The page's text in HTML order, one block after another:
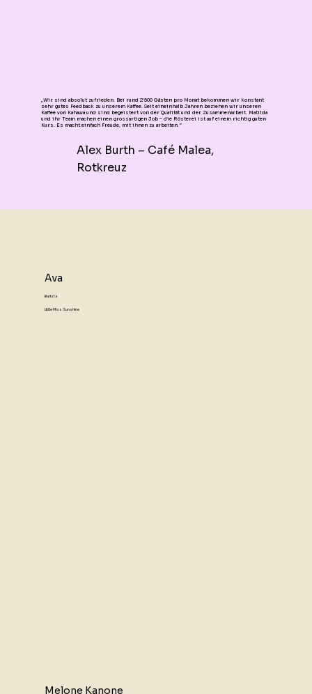
Ava
Barista
Little Miss Sunshine
Melone Kanone
„Wir sind absolut zufrieden. Bei rund 2’500 Gästen pro Monat bekommen wir konstant
sehr gutes Feedback zu unserem Kaffee. Seit eineinhalb Jahren beziehen wir unseren
Kaffee von Kahawa und sind begeistert von der Qualität und der Zusammenarbeit. Matilda
und ihr Team machen einen grossartigen Job – die Rösterei ist auf einem richtig guten
Kurs. Es macht einfach Freude, mit ihnen zu arbeiten.“
Alex Burth – Café Malea,
Rotkreuz